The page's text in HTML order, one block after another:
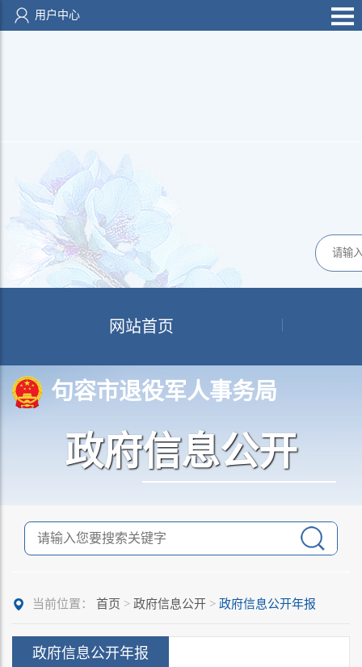
用户中心
网站首页
句容市退役军人事务局
政府信息公开
当前位置： 首页 > 政府信息公开 > 政府信息公开年报
政府信息公开年报